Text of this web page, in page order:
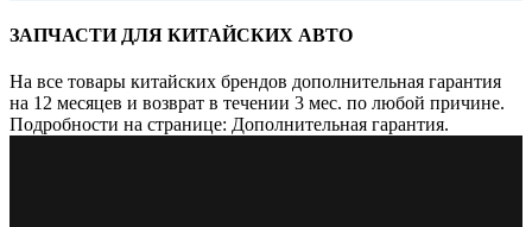
ЗАПЧАСТИ ДЛЯ КИТАЙСКИХ АВТО
На все товары китайских брендов дополнительная гарантия
на 12 месяцев и возврат в течении 3 мес. по любой причине.
Подробности на странице: Дополнительная гарантия.